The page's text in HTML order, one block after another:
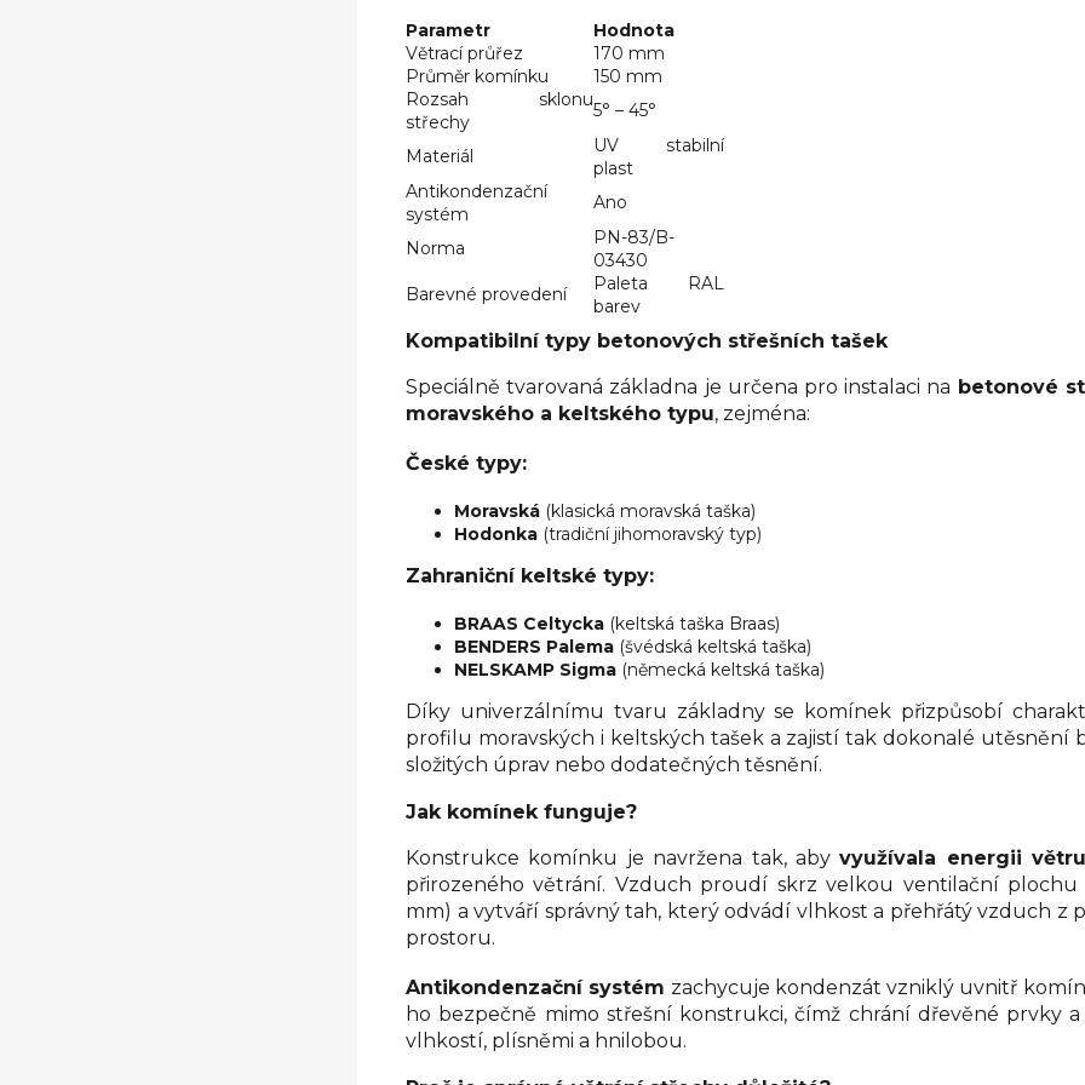
Parametr
Hodnota
Větrací průřez
170 mm
Průměr komínku
150 mm
Rozsah sklonu
střechy
5° – 45°
Materiál
UV stabilní
plast
Antikondenzační
systém
Ano
Norma
PN-83/B-
03430
Barevné provedení
Paleta RAL
barev
Kompatibilní typy betonových střešních tašek
Speciálně tvarovaná základna je určena pro instalaci na betonové
moravského a keltského typu, zejména:
České typy:
Moravská (klasická moravská taška)
Hodonka (tradiční jihomoravský typ)
Zahraniční keltské typy:
BRAAS Celtycka (keltská taška Braas)
BENDERS Palema (švédská keltská taška)
NELSKAMP Sigma (německá keltská taška)
Díky univerzálnímu tvaru základny se komínek přizpůsobí
profilu moravských i keltských tašek a zajistí tak dokonalé utěsnění
složitých úprav nebo dodatečných těsnění.
Jak komínek funguje?
Konstrukce komínku je navržena tak, aby využívala energii větru
přirozeného větrání. Vzduch proudí skrz velkou ventilační plochu
mm) a vytváří správný tah, který odvádí vlhkost a přehřátý vzduch z
prostoru.
Antikondenzační systém zachycuje kondenzát vzniklý uvnitř
ho bezpečně mimo střešní konstrukci, čímž chrání dřevěné prvky a
vlhkostí, plísněmi a hnilobou.